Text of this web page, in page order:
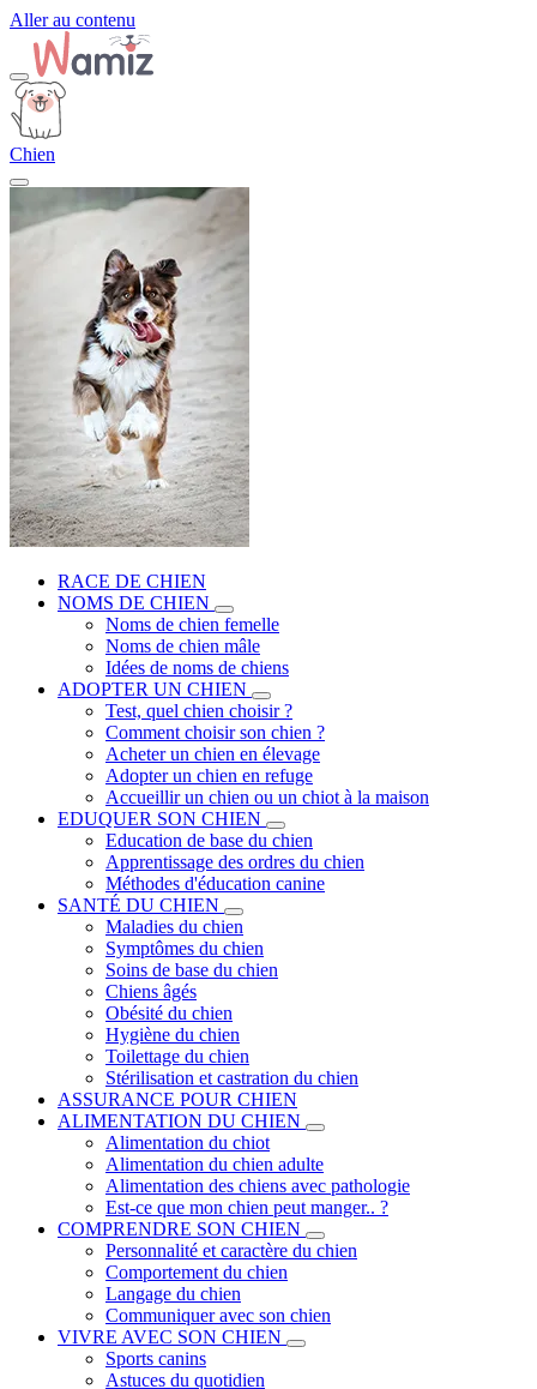
Aller au contenu
Chien
RACE DE CHIEN
NOMS DE CHIEN
Noms de chien femelle
Noms de chien mâle
Idées de noms de chiens
ADOPTER UN CHIEN
Test, quel chien choisir ?
Comment choisir son chien ?
Acheter un chien en élevage
Adopter un chien en refuge
Accueillir un chien ou un chiot à la maison
EDUQUER SON CHIEN
Education de base du chien
Apprentissage des ordres du chien
Méthodes d'éducation canine
SANTÉ DU CHIEN
Maladies du chien
Symptômes du chien
Soins de base du chien
Chiens âgés
Obésité du chien
Hygiène du chien
Toilettage du chien
Stérilisation et castration du chien
ASSURANCE POUR CHIEN
ALIMENTATION DU CHIEN
Alimentation du chiot
Alimentation du chien adulte
Alimentation des chiens avec pathologie
Est-ce que mon chien peut manger.. ?
COMPRENDRE SON CHIEN
Personnalité et caractère du chien
Comportement du chien
Langage du chien
Communiquer avec son chien
VIVRE AVEC SON CHIEN
Sports canins
Astuces du quotidien